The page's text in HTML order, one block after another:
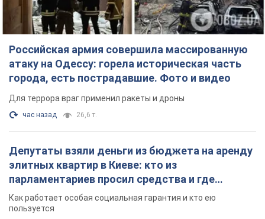
Российская армия совершила массированную
атаку на Одессу: горела историческая часть
города, есть пострадавшие. Фото и видео
Для террора враг применил ракеты и дроны
час назад 26,6 т.
Депутаты взяли деньги из бюджета на аренду
элитных квартир в Киеве: кто из
парламентариев просил средства и где
поселился
Как работает особая социальная гарантия и кто ею
пользуется